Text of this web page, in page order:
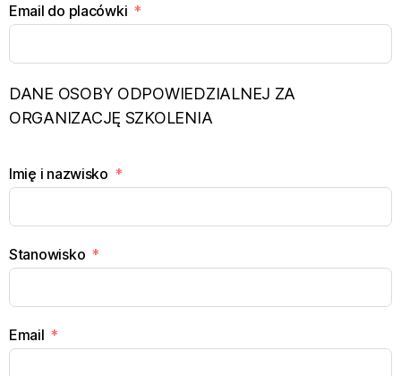
Email do placówki
DANE OSOBY ODPOWIEDZIALNEJ ZA
ORGANIZACJĘ SZKOLENIA
Imię i nazwisko
Stanowisko
Email